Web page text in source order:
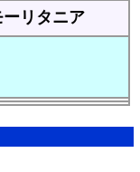
ーリタニア